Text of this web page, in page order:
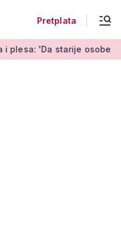
Pretplata
ne ostavimo same'